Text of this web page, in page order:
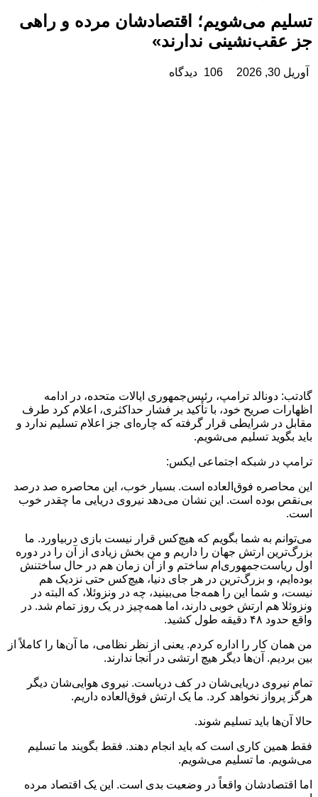
تسلیم می‌شویم؛ اقتصادشان مرده و راهی
جز عقب‌نشینی ندارند»
آوریل 30, 2026 106 دیدگاه
گادتب: دونالد ترامپ، رئیس‌جمهوری ایالات متحده، در ادامه
اظهارات صریح خود، با تأکید بر فشار حداکثری، اعلام کرد طرف
مقابل در شرایطی قرار گرفته که چاره‌ای جز اعلام تسلیم ندارد و
باید بگوید تسلیم می‌شویم.
ترامپ در شبکه اجتماعی ایکس:
این محاصره فوق‌العاده است. بسیار خوب، این محاصره صد درصد
بی‌نقص بوده است. این نشان می‌دهد نیروی دریایی ما چقدر خوب
است.
می‌توانم به شما بگویم که هیچ‌کس قرار نیست بازی دربیاورد. ما
بزرگ‌ترین ارتش جهان را داریم و من بخش زیادی از آن را در دوره
اول ریاست‌جمهوری‌ام ساختم و از آن زمان هم در حال ساختنش
بوده‌ایم، و بزرگ‌ترین در هر جای دنیا، هیچ‌کس حتی نزدیک هم
نیست، و شما این را همه‌جا می‌بینید، چه در ونزوئلا، که البته در
ونزوئلا هم ارتش خوبی دارند، اما همه‌چیز در یک روز تمام شد. در
واقع حدود ۴۸ دقیقه طول کشید.
من همان کار را اداره کردم. یعنی از نظر نظامی، ما آن‌ها را کاملاً از
بین بردیم. آن‌ها دیگر هیچ ارتشی در آنجا ندارند.
تمام نیروی دریایی‌شان در کف دریاست. نیروی هوایی‌شان دیگر
هرگز پرواز نخواهد کرد. ما یک ارتش فوق‌العاده داریم.
حالا آن‌ها باید تسلیم شوند.
فقط همین کاری است که باید انجام دهند. فقط بگویند ما تسلیم
می‌شویم. ما تسلیم می‌شویم.
اما اقتصادشان واقعاً در وضعیت بدی است. این یک اقتصاد مرده